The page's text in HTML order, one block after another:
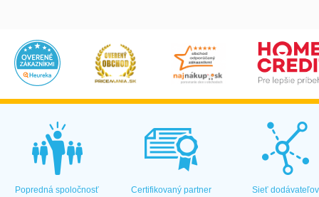
Popredná spoločnosť Certifikovaný partner Sieť dodávateľov